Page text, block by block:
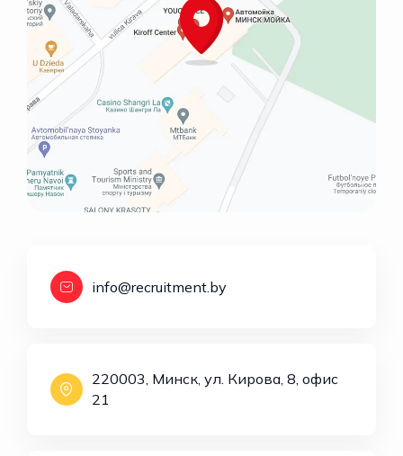
info@recruitment.by
220003, Минск, ул. Кирова, 8, офис
21